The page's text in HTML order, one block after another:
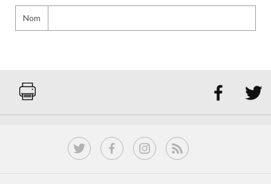
Nom
 